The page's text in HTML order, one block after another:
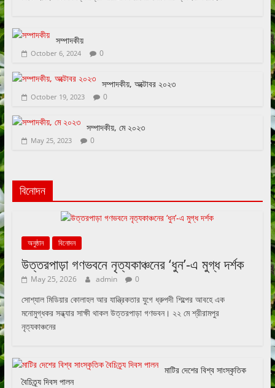
সম্পাদকীয়
October 6, 2024 0
সম্পাদকীয়, অক্টোবর ২০২৩
October 19, 2023 0
সম্পাদকীয়, মে ২০২৩
May 25, 2023 0
বিনোদন
অনুষ্ঠান বিনোদন
উত্তরপাড়া গণভবনে নৃত্যকাঞ্চনের ‘ধুন’-এ মুগ্ধ দর্শক
May 25, 2026 admin 0
সোশ্যাল মিডিয়ার কোলাহল আর যান্ত্রিকতার যুগে ধ্রুপদী শিল্পের আবহে এক
মনোমুগ্ধকর সন্ধ্যার সাক্ষী থাকল উত্তরপাড়া গণভবন। ২২ মে শ্রীরামপুর
নৃত্যকাঞ্চনের
মাটির দেশের বিশ্ব সাংস্কৃতিক
বৈচিত্র্য দিবস পালন